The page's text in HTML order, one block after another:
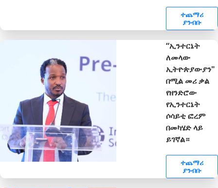
ተጨማሪ
ያንብቡ
“ኢንተርኔት
ለመላው
ኢትዮጵያውያን"
በሚል መሪ ቃል
የዘንድሮው
የኢንተርኔት
ሶሳይቲ ፎረም
በመካሄድ ላይ
ይገኛል።
ተጨማሪ
ያንብቡ